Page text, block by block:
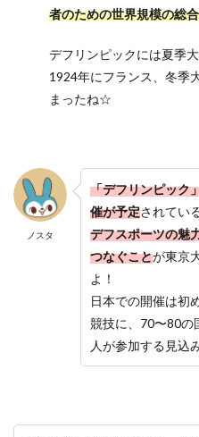
者のための世界規模の総
デフリンピックには夏季
1924年にフランス、冬季
まったね☆
ノスタ
「デフリンピック
催が予定されてい
デフスポーツの魅
つなぐことが東京
よ！
日本での開催は初
競技に、70〜80の
人が参加する見込